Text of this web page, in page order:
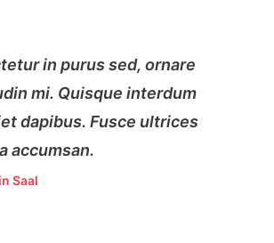
in purus sed, ornare
mi. Quisque interdum
dapibus. Fusce ultrices
accumsan.
Saal